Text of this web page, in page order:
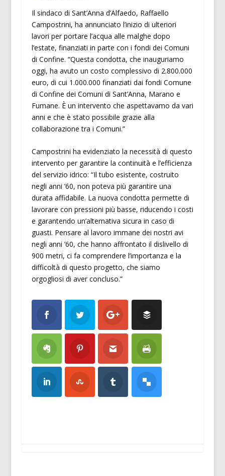
Il sindaco di Sant’Anna d’Alfaedo, Raffaello
Campostrini, ha annunciato l’inizio di ulteriori
lavori per portare l’acqua alle malghe dopo
l’estate, finanziati in parte con i fondi dei Comuni
di Confine. “Questa condotta, che inauguriamo
oggi, ha avuto un costo complessivo di 2.800.000
euro, di cui 1.000.000 finanziati dai fondi Comune
di Confine dei Comuni di Sant’Anna, Marano e
Fumane. È un intervento che aspettavamo da vari
anni e che è stato possibile grazie alla
collaborazione tra i Comuni.”
Campostrini ha evidenziato la necessità di questo
intervento per garantire la continuità e l’efficienza
del servizio idrico: “Il tubo esistente, costruito
negli anni ’60, non poteva più garantire una
durata affidabile. La nuova condotta permette di
lavorare con pressioni più basse, riducendo i costi
e garantendo un’alternativa sicura in caso di
guasti. Pensare al lavoro immane dei nostri avi
negli anni ’60, che hanno affrontato il dislivello di
900 metri, ci fa comprendere l’importanza e la
difficoltà di questo progetto, che siamo
orgogliosi di aver concluso.”